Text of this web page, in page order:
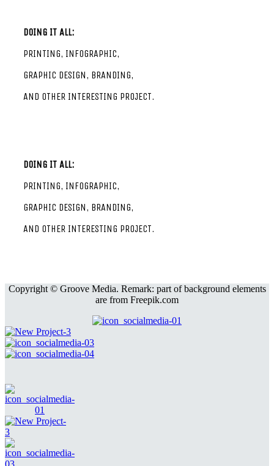
DOING IT ALL:
PRINTING, INFOGRAPHIC,
GRAPHIC DESIGN, BRANDING,
AND OTHER INTERESTING PROJECT.
DOING IT ALL:
PRINTING, INFOGRAPHIC,
GRAPHIC DESIGN, BRANDING,
AND OTHER INTERESTING PROJECT.
Copyright © Groove Media. Remark: part of background elements
are from Freepik.com